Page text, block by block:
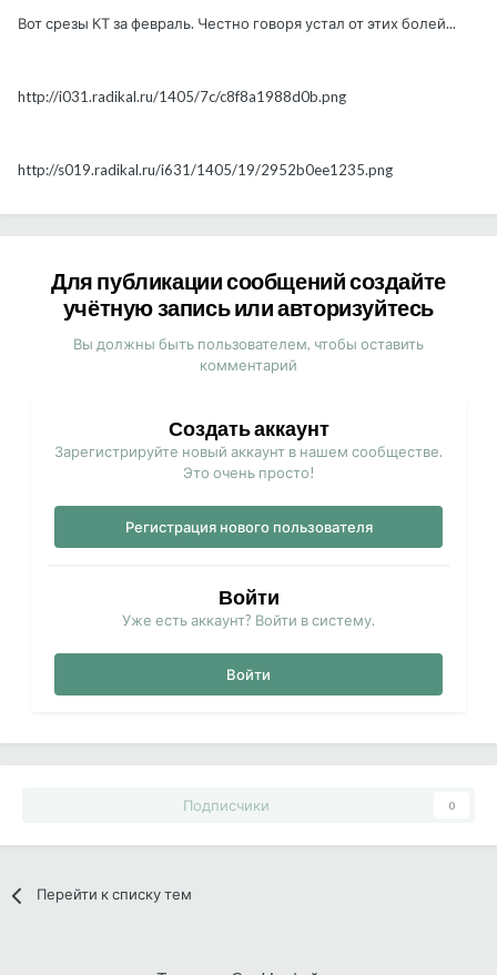
Вот срезы КТ за февраль. Честно говоря устал от этих болей...
http://i031.radikal.ru/1405/7c/c8f8a1988d0b.png
http://s019.radikal.ru/i631/1405/19/2952b0ee1235.png
Для публикации сообщений создайте
учётную запись или авторизуйтесь
Вы должны быть пользователем, чтобы оставить
комментарий
Создать аккаунт
Зарегистрируйте новый аккаунт в нашем сообществе.
Это очень просто!
Регистрация нового пользователя
Войти
Уже есть аккаунт? Войти в систему.
Войти
Подписчики 0
Перейти к списку тем